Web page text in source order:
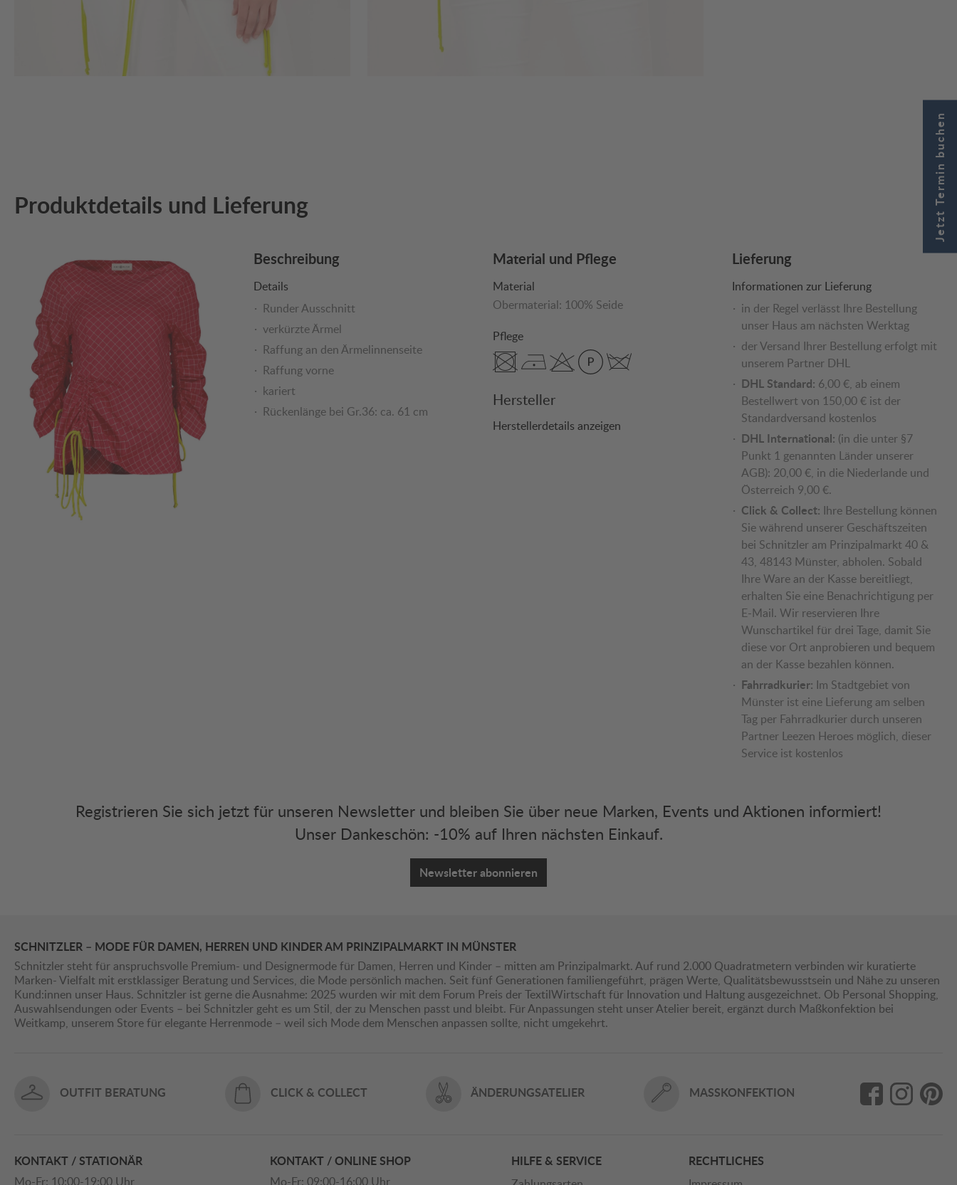
Produktdetails und Lieferung
Beschreibung
Details
Runder Ausschnitt
verkürzte Ärmel
Raffung an den Ärmelinnenseite
Raffung vorne
kariert
Rückenlänge bei Gr.36: ca. 61 cm
Material und Pflege
Material
Obermaterial: 100% Seide
Pflege
Hersteller
Herstellerdetails anzeigen
Lieferung
Informationen zur Lieferung
in der Regel verlässt Ihre Bestellung
unser Haus am nächsten Werktag
der Versand Ihrer Bestellung erfolgt mit
unserem Partner DHL
DHL Standard: 6,00 €, ab einem
Bestellwert von 150,00 € ist der
Standardversand kostenlos
DHL International: (in die unter §7
Punkt 1 genannten Länder unserer
AGB): 20,00 €, in die Niederlande und
Österreich 9,00 €.
Click & Collect: Ihre Bestellung können
Sie während unserer Geschäftszeiten
bei Schnitzler am Prinzipalmarkt 40 &
43, 48143 Münster, abholen. Sobald
Ihre Ware an der Kasse bereitliegt,
erhalten Sie eine Benachrichtigung per
E-Mail. Wir reservieren Ihre
Wunschartikel für drei Tage, damit Sie
diese vor Ort anprobieren und bequem
an der Kasse bezahlen können.
Fahrradkurier: Im Stadtgebiet von
Münster ist eine Lieferung am selben
Tag per Fahrradkurier durch unseren
Partner Leezen Heroes möglich, dieser
Service ist kostenlos
Registrieren Sie sich jetzt für unseren Newsletter und bleiben Sie über neue Marken, Events und Aktionen informiert!
Unser Dankeschön: -10% auf Ihren nächsten Einkauf.
Newsletter abonnieren
SCHNITZLER – MODE FÜR DAMEN, HERREN UND KINDER AM PRINZIPALMARKT IN MÜNSTER
Schnitzler steht für anspruchsvolle Premium- und Designermode für Damen, Herren und Kinder – mitten am Prinzipalmarkt. Auf rund 2.000 Quadratmetern verbinden wir kuratierte
Marken- Vielfalt mit erstklassiger Beratung und Services, die Mode persönlich machen. Seit fünf Generationen familiengeführt, prägen Werte, Qualitätsbewusstsein und Nähe zu unseren
Kund:innen unser Haus. Schnitzler ist gerne die Ausnahme: 2025 wurden wir mit dem Forum Preis der TextilWirtschaft für Innovation und Haltung ausgezeichnet. Ob Personal Shopping,
Auswahlsendungen oder Events – bei Schnitzler geht es um Stil, der zu Menschen passt und bleibt. Für Anpassungen steht unser Atelier bereit, ergänzt durch Maßkonfektion bei
Weitkamp, unserem Store für elegante Herrenmode – weil sich Mode dem Menschen anpassen sollte, nicht umgekehrt.
OUTFIT BERATUNG CLICK & COLLECT ÄNDERUNGSATELIER MASSKONFEKTION
KONTAKT / STATIONÄR
Mo-Fr: 10:00-19:00 Uhr
KONTAKT / ONLINE SHOP
Mo-Fr: 09:00-16:00 Uhr
HILFE & SERVICE RECHTLICHES
Jetzt Termin buchen